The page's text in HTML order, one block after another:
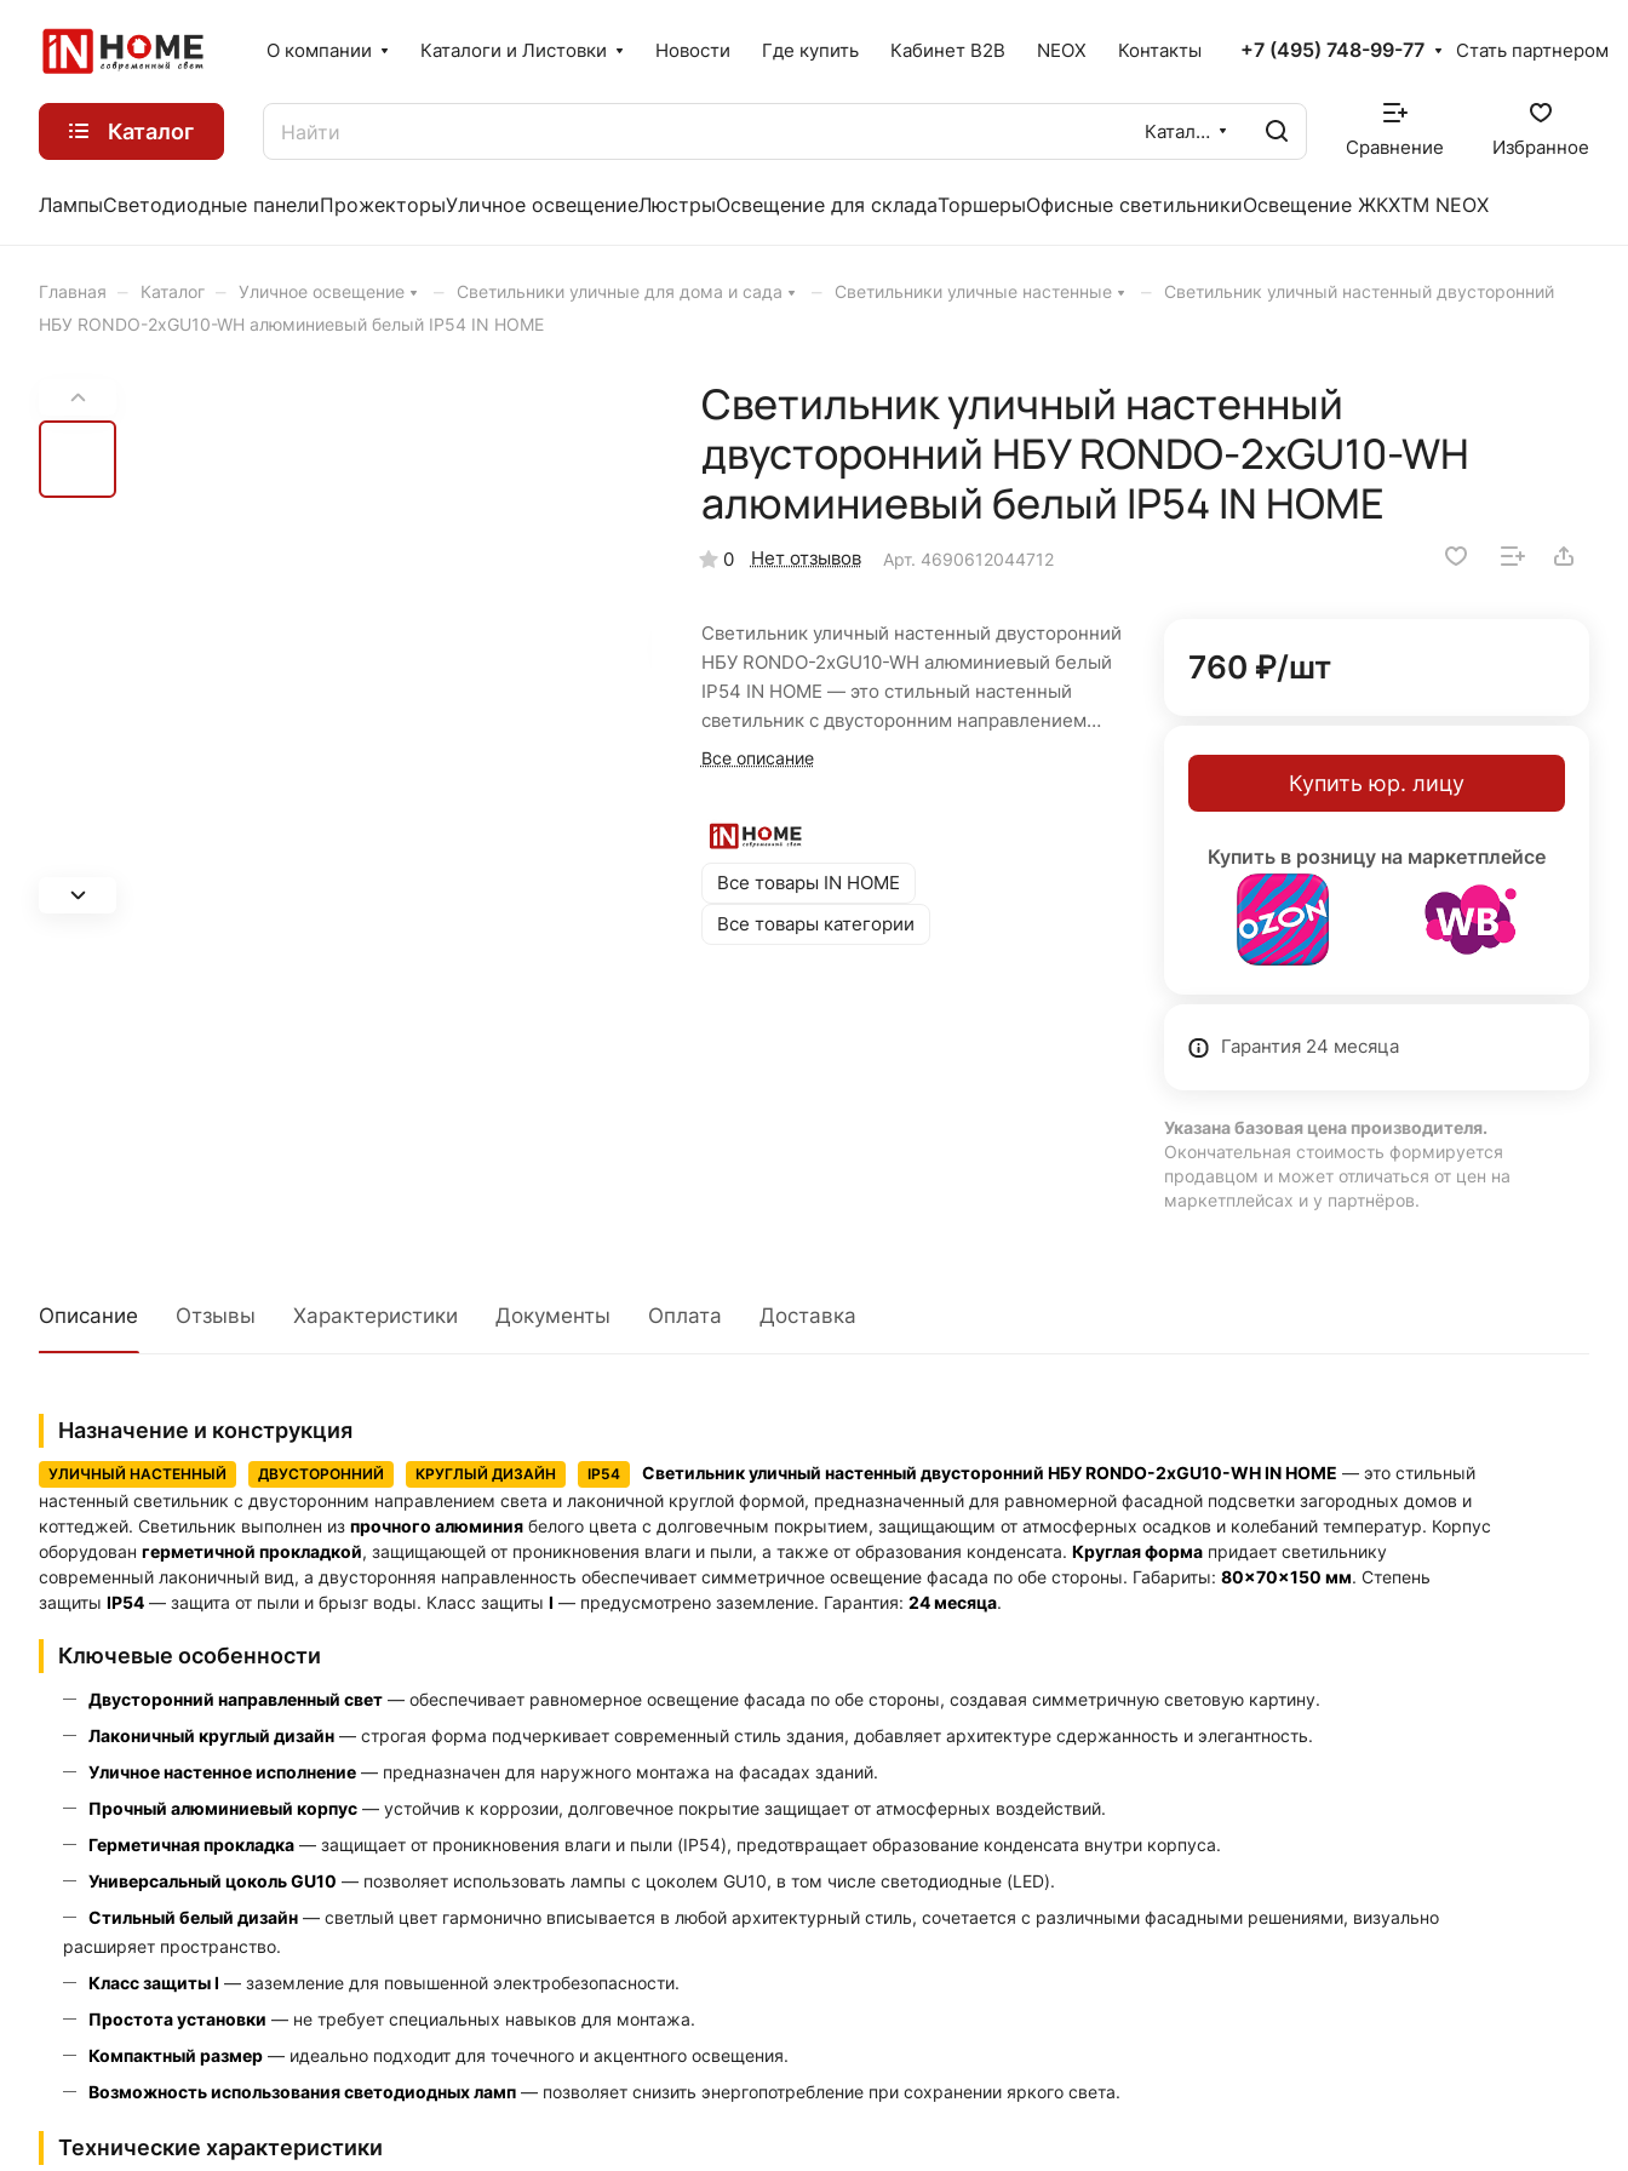
О компании Каталоги и Листовки Новости Где купить Кабинет B2B NEOX Контакты +7 (495) 748-99-77 Стать партнером
Каталог Каталог
Сравнение Избранное
ЛампыСветодиодные панелиПрожекторыУличное освещениеЛюстрыОсвещение для складаТоршерыОфисные светильникиОсвещение ЖКХTM NEOX
Главная – Каталог – Уличное освещение – Светильники уличные для дома и сада – Светильники уличные настенные –
Светильник уличный настенный двусторонний
НБУ RONDO-2хGU10-WH алюминиевый белый IP54 IN HOME
Светильник уличный настенный
двусторонний НБУ RONDO-2хGU10-WH
алюминиевый белый IP54 IN HOME
0 Нет отзывов Арт. 4690612044712
Светильник уличный настенный двусторонний
НБУ RONDO-2хGU10-WH алюминиевый белый
IP54 IN HOME — это стильный настенный
светильник с двусторонним направлением
света и лаконичным круглым дизайном для
оборудован герметичной прокладкой,
а также от образования конденсата.
Долговечное покрытие защищает от
Все описание
Все товары IN HOME
Все товары категории
760 ₽/шт
Купить юр. лицу
Купить в розницу на маркетплейсе
Гарантия 24 месяца
Указана базовая цена производителя.
Окончательная стоимость формируется
продавцом и может отличаться от цен на
маркетплейсах и у партнёров.
Описание Отзывы Характеристики Документы Оплата Доставка
Назначение и конструкция
УЛИЧНЫЙ НАСТЕННЫЙ ДВУСТОРОННИЙ КРУГЛЫЙ ДИЗАЙН IP54 Светильник уличный настенный двусторонний НБУ RONDO-2хGU10-WH IN HOME — это стильный
настенный светильник с двусторонним направлением света и лаконичной круглой формой, предназначенный для равномерной фасадной подсветки загородных домов и
коттеджей. Светильник выполнен из прочного алюминия белого цвета с долговечным покрытием, защищающим от атмосферных осадков и колебаний температур. Корпус
оборудован герметичной прокладкой, защищающей от проникновения влаги и пыли, а также от образования конденсата. Круглая форма придает светильнику
современный лаконичный вид, а двусторонняя направленность обеспечивает симметричное освещение фасада по обе стороны. Габариты: 80×70×150 мм. Степень
защиты IP54 — защита от пыли и брызг воды. Класс защиты I — предусмотрено заземление. Гарантия: 24 месяца.
Ключевые особенности
Двусторонний направленный свет — обеспечивает равномерное освещение фасада по обе стороны, создавая симметричную световую картину.
Лаконичный круглый дизайн — строгая форма подчеркивает современный стиль здания, добавляет архитектуре сдержанность и элегантность.
Уличное настенное исполнение — предназначен для наружного монтажа на фасадах зданий.
Прочный алюминиевый корпус — устойчив к коррозии, долговечное покрытие защищает от атмосферных воздействий.
Герметичная прокладка — защищает от проникновения влаги и пыли (IP54), предотвращает образование конденсата внутри корпуса.
Универсальный цоколь GU10 — позволяет использовать лампы с цоколем GU10, в том числе светодиодные (LED).
Стильный белый дизайн — светлый цвет гармонично вписывается в любой архитектурный стиль, сочетается с различными фасадными решениями, визуально
расширяет пространство.
Класс защиты I — заземление для повышенной электробезопасности.
Простота установки — не требует специальных навыков для монтажа.
Компактный размер — идеально подходит для точечного и акцентного освещения.
Возможность использования светодиодных ламп — позволяет снизить энергопотребление при сохранении яркого света.
Технические характеристики